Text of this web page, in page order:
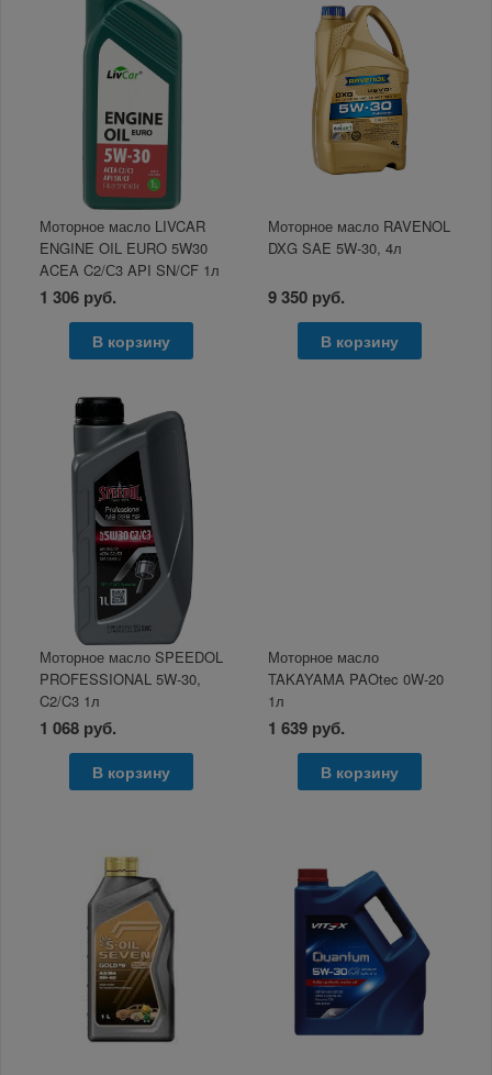
Моторное масло LIVCAR
ENGINE OIL EURO 5W30
ACEA C2/С3 API SN/CF 1л
1 306 руб.
В корзину
Моторное масло RAVENOL
DXG SAE 5W-30, 4л
9 350 руб.
В корзину
Моторное масло SPEEDOL
PROFESSIONAL 5W-30,
C2/C3 1л
1 068 руб.
В корзину
Моторное масло
TAKAYAMA PAOtec 0W-20
1л
1 639 руб.
В корзину